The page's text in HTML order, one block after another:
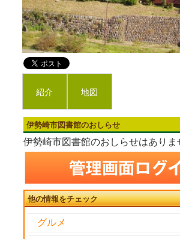
紹介 地図
伊勢崎市図書館のおしらせ
伊勢崎市図書館のおしらせはありま
他の情報をチェック
グルメ